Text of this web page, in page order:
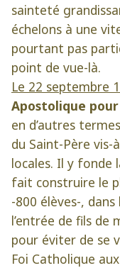
sainteté
échelons à une
pourtant pas
point de vue-là.
Le 22 septembre
Apostolique
en d’autres
du Saint-Père
locales. Il y fonde
fait construire le
-800 élèves-,
l’entrée de fils de
pour éviter de se
Foi Catholique